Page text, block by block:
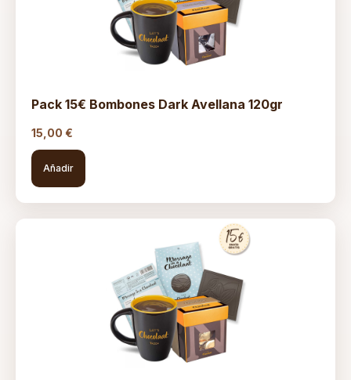
Pack 15€ Bombones Dark Avellana 120gr
15,00 €
Añadir